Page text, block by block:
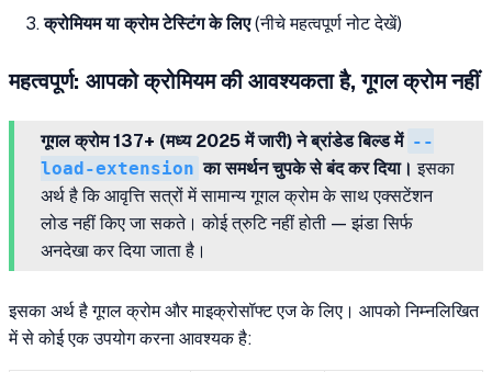
क्रोमियम या क्रोम टेस्टिंग के लिए(नीचे महत्वपूर्ण नोट देखें)
महत्वपूर्ण: आपको क्रोमियम की आवश्यकता है, गूगल क्रोम नहीं
गूगल क्रोम 137+ (मध्य 2025 में जारी) ने ब्रांडेड बिल्ड में --
load-extension का समर्थन चुपके से बंद कर दिया। इसका
अर्थ है कि आवृत्ति सत्रों में सामान्य गूगल क्रोम के साथ एक्सटेंशन
लोड नहीं किए जा सकते। कोई त्रुटि नहीं होती — झंडा सिर्फ
अनदेखा कर दिया जाता है।
इसका अर्थ है गूगल क्रोम और माइक्रोसॉफ्ट एज के लिए। आपको निम्नलिखित
में से कोई एक उपयोग करना आवश्यक है: